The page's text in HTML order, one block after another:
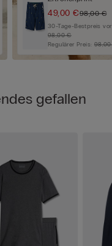
49,00 €98,00 €
30-Tage-Bestpreis
98,00 €
Regulärer Preis:
gefallen